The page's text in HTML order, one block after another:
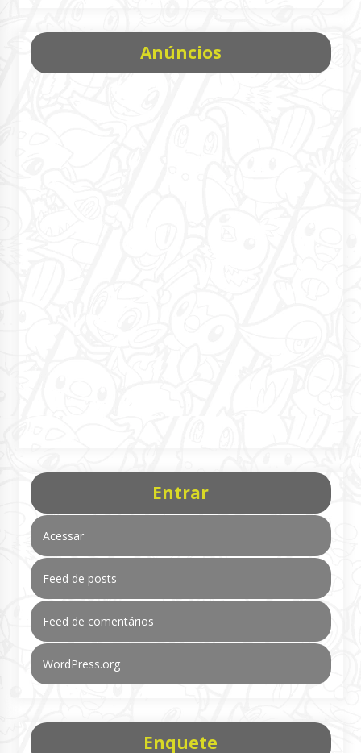
Anúncios
Entrar
Acessar
Feed de posts
Feed de comentários
WordPress.org
Enquete